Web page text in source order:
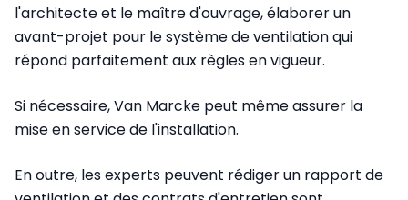
l'architecte et le maître d'ouvrage, élaborer un
avant-projet pour le système de ventilation qui
répond parfaitement aux règles en vigueur.
Si nécessaire, Van Marcke peut même assurer la
mise en service de l'installation.
En outre, les experts peuvent rédiger un rapport de